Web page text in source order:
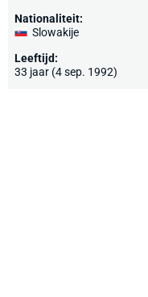
Nationaliteit:
Slowakije
Leeftijd:
33 jaar (4 sep. 1992)